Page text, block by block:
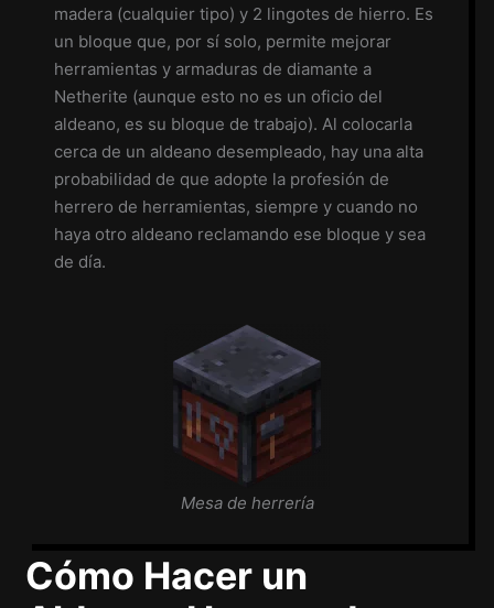
madera (cualquier tipo) y 2 lingotes de hierro. Es
un bloque que, por sí solo, permite mejorar
herramientas y armaduras de diamante a
Netherite (aunque esto no es un oficio del
aldeano, es su bloque de trabajo). Al colocarla
cerca de un aldeano desempleado, hay una alta
probabilidad de que adopte la profesión de
herrero de herramientas, siempre y cuando no
haya otro aldeano reclamando ese bloque y sea
de día.
Mesa de herrería
Cómo Hacer un